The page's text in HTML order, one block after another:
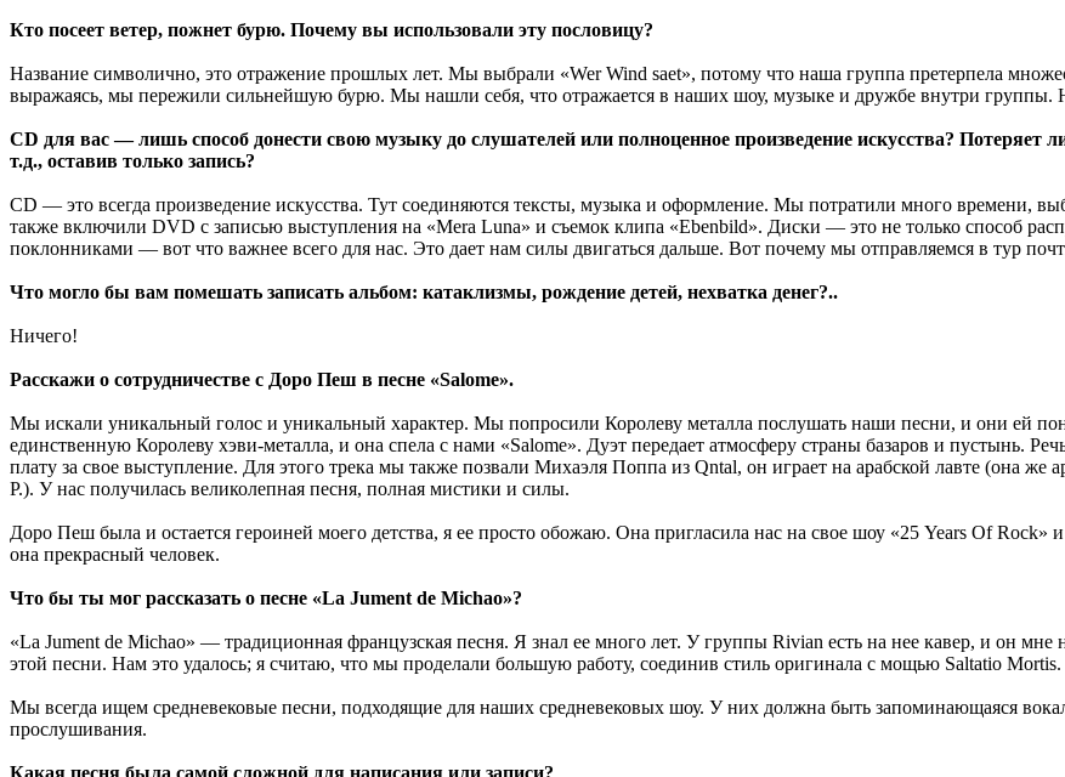
Кто посеет ветер, пожнет бурю. Почему вы использовали эту пословицу?
Название символично, это отражение прошлых лет. Мы выбрали «Wer Wind saet», потому что наша группа претерпела
выражаясь, мы пережили сильнейшую бурю. Мы нашли себя, что отражается в наших шоу, музыке и дружбе внутри группы.
CD для вас — лишь способ донести свою музыку до слушателей или полноценное произведение искусства? Потеряет
т.д., оставив только запись?
CD — это всегда произведение искусства. Тут соединяются тексты, музыка и оформление. Мы потратили много времени,
также включили DVD с записью выступления на «Mera Luna» и съемок клипа «Ebenbild». Диски — это не только способ
поклонниками — вот что важнее всего для нас. Это дает нам силы двигаться дальше. Вот почему мы отправляемся в тур
Что могло бы вам помешать записать альбом: катаклизмы, рождение детей, нехватка денег?..
Ничего!
Расскажи о сотрудничестве с Доро Пеш в песне «Salome».
Мы искали уникальный голос и уникальный характер. Мы попросили Королеву металла послушать наши песни, и они ей
единственную Королеву хэви-металла, и она спела с нами «Salome». Дуэт передает атмосферу страны базаров и пустынь.
плату за свое выступление. Для этого трека мы также позвали Михаэля Поппа из Qntal, он играет на арабской лавте (она
Р.). У нас получилась великолепная песня, полная мистики и силы.
Доро Пеш была и остается героиней моего детства, я ее просто обожаю. Она пригласила нас на свое шоу «25 Years Of Rock»
она прекрасный человек.
Что бы ты мог рассказать о песне «La Jument de Michao»?
«La Jument de Michao» — традиционная французская песня. Я знал ее много лет. У группы Rivian есть на нее кавер, и он
этой песни. Нам это удалось; я считаю, что мы проделали большую работу, соединив стиль оригинала с мощью Saltatio Mortis.
Мы всегда ищем средневековые песни, подходящие для наших средневековых шоу. У них должна быть запоминающаяся
прослушивания.
Какая песня была самой сложной для написания или записи?